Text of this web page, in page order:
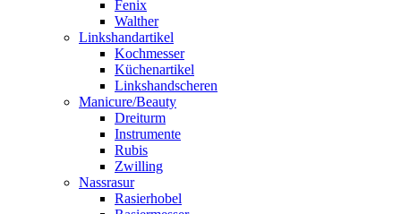
Fenix
Walther
Linkshandartikel
Kochmesser
Küchenartikel
Linkshandscheren
Manicure/Beauty
Dreiturm
Instrumente
Rubis
Zwilling
Nassrasur
Rasierhobel